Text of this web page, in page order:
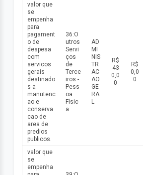
valor que
se
empenha
para
pagament
o de
despesa
com
servicos
gerais
destinado
s a
manutenc
ao e
conserva
cao de
area de
predios
publicos.
36:O
utros
Servi
ços
de
Terce
iros -
Pess
oa
Físic
a
AD
MI
NIS
TR
AC
AO
GE
RA
L
R$
43
0,0
0
R$
0,0
0
valor que
se
empenha